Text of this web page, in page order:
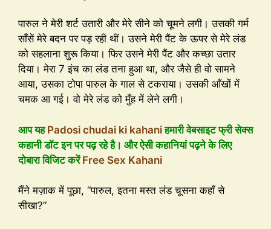
पारुल ने मेरी शर्ट उतारी और मेरे सीने को चूमने लगी। उसकी गर्म
साँसें मेरे बदन पर पड़ रही थीं। उसने मेरी पैंट के ऊपर से मेरे लंड
को सहलाना शुरू किया। फिर उसने मेरी पैंट और कच्छा उतार
दिया। मेरा 7 इंच का लंड तना हुआ था, और जैसे ही वो सामने
आया, उसका टोपा पारुल के गाल से टकराया। उसकी आँखों में
चमक आ गई। वो मेरे लंड को मुँह में लेने लगी।
आप यहPadosi chudai ki kahaniहमारी वेबसाइट फ्री सेक्स
कहानी डॉट इन पर पढ़ रहे है। और ऐसी कहानियां पढ़ने के लिए
दोबारा विजिट करेंFree Sex Kahani
मैंने मज़ाक में पूछा, “पारुल, इतना मस्त लंड चूसना कहाँ से
सीखा?”